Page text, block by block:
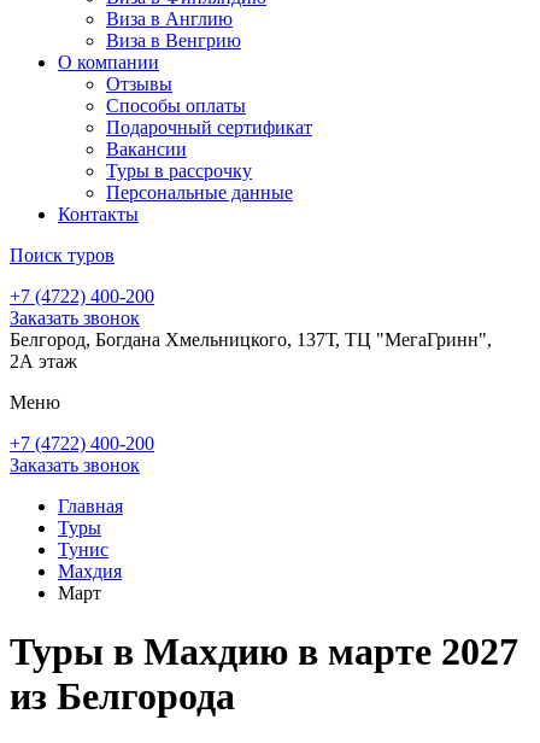
Виза в Англию
Виза в Венгрию
О компании
Отзывы
Способы оплаты
Подарочный сертификат
Вакансии
Туры в рассрочку
Персональные данные
Контакты
Поиск туров
+7 (4722) 400-200
Заказать звонок
Белгород, Богдана Хмельницкого, 137Т, ТЦ "МегаГринн",
2А этаж
Меню
+7 (4722) 400-200
Заказать звонок
Главная
Туры
Тунис
Махдия
Март
Туры в Махдию в марте 2027
из Белгорода